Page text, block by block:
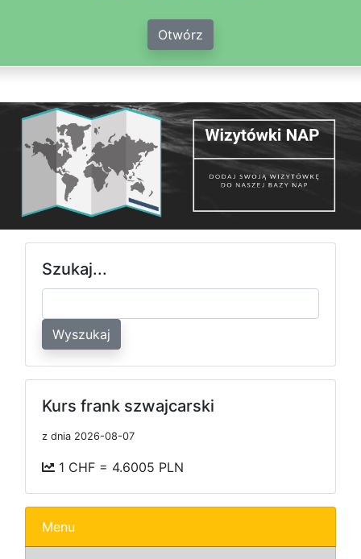
Otwórz
Szukaj...
Wyszukaj
Kurs frank szwajcarski
z dnia 2026-08-07
1 CHF = 4.6005 PLN
Menu